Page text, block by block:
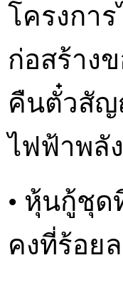
โครงกา
ก่อสร้าง
คืนตั๋วสัญ
ไฟฟ้าพลั
• หุ้นกู้ชุด
คงที่ร้อย